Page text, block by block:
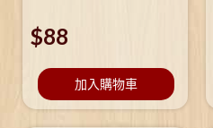
$88
加入購物車